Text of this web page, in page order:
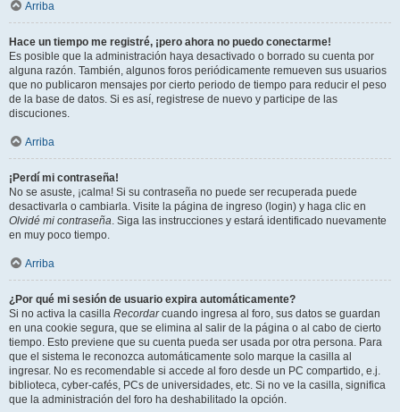
Arriba
Hace un tiempo me registré, ¡pero ahora no puedo conectarme!
Es posible que la administración haya desactivado o borrado su cuenta por
alguna razón. También, algunos foros periódicamente remueven sus usuarios
que no publicaron mensajes por cierto periodo de tiempo para reducir el peso
de la base de datos. Si es así, registrese de nuevo y participe de las
discuciones.
Arriba
¡Perdí mi contraseña!
No se asuste, ¡calma! Si su contraseña no puede ser recuperada puede
desactivarla o cambiarla. Visite la página de ingreso (login) y haga clic en
Olvidé mi contraseña. Siga las instrucciones y estará identificado nuevamente
en muy poco tiempo.
Arriba
¿Por qué mi sesión de usuario expira automáticamente?
Si no activa la casilla Recordarcuando ingresa al foro, sus datos se guardan
en una cookie segura, que se elimina al salir de la página o al cabo de cierto
tiempo. Esto previene que su cuenta pueda ser usada por otra persona. Para
que el sistema le reconozca automáticamente solo marque la casilla al
ingresar. No es recomendable si accede al foro desde un PC compartido, e.j.
biblioteca, cyber-cafés, PCs de universidades, etc. Si no ve la casilla, significa
que la administración del foro ha deshabilitado la opción.